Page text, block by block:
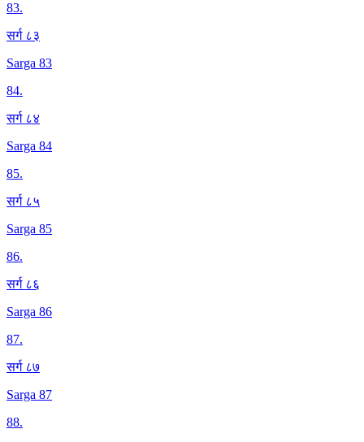
83.
सर्ग ८३
Sarga 83
84.
सर्ग ८४
Sarga 84
85.
सर्ग ८५
Sarga 85
86.
सर्ग ८६
Sarga 86
87.
सर्ग ८७
Sarga 87
88.